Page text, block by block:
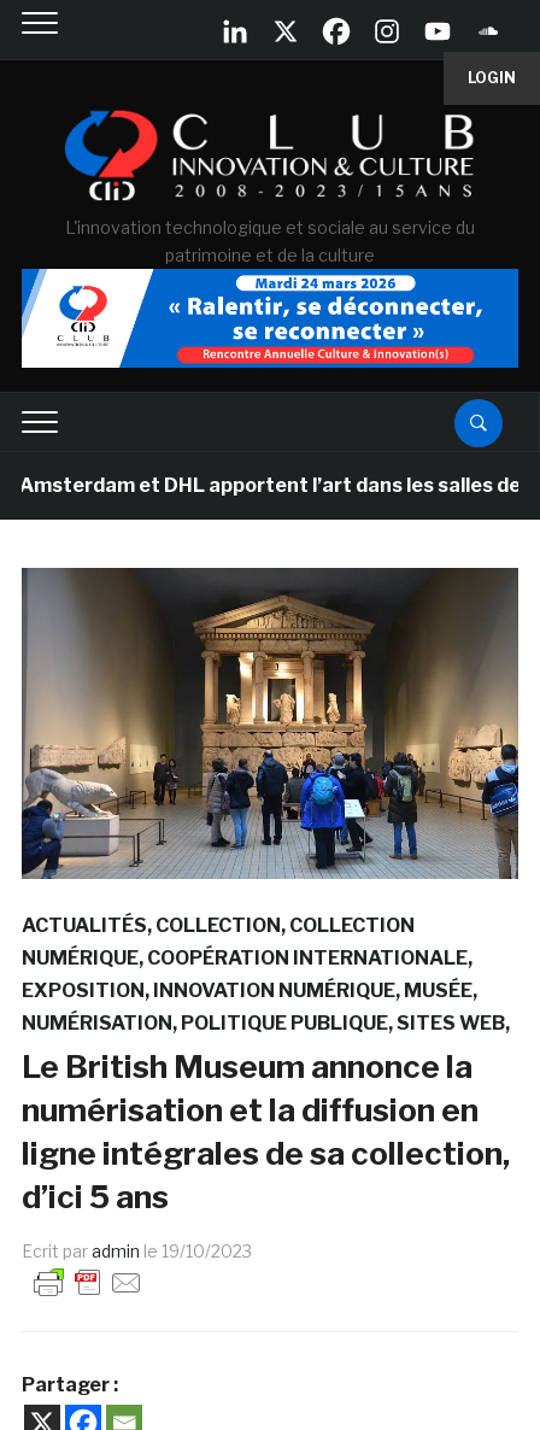
LOGIN
L'innovation technologique et sociale au service du
patrimoine et de la culture
et DHL apportent l’art dans les salles de classe
ACTUALITÉS COLLECTION COLLECTION
NUMÉRIQUE COOPÉRATION INTERNATIONALE
EXPOSITION INNOVATION NUMÉRIQUE MUSÉE
NUMÉRISATION POLITIQUE PUBLIQUE SITES WEB
Le British Museum annonce la
numérisation et la diffusion en
ligne intégrales de sa collection,
d’ici 5 ans
Ecrit paradmin le 19/10/2023
Partager :